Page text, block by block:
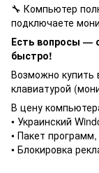
🔧 Компьютер
подключаете
Есть вопросы —
быстро!
Возможно купить
клавиатурой
В цену
• Украинский
• Пакет
• Блокировка